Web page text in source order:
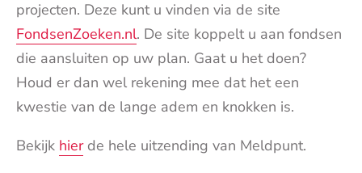
projecten. Deze kunt u vinden via de site
FondsenZoeken.nl. De site koppelt u aan fondsen
die aansluiten op uw plan. Gaat u het doen?
Houd er dan wel rekening mee dat het een
kwestie van de lange adem en knokken is.
Bekijk hierde hele uitzending van Meldpunt.